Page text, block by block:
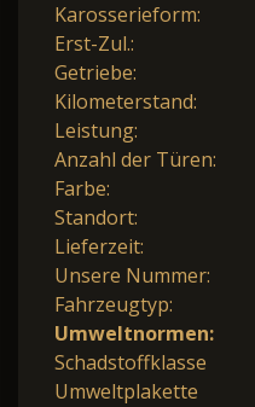
Karosserieform:
Erst-Zul.:
Getriebe:
Kilometerstand:
Leistung:
Anzahl der Türen:
Farbe:
Standort:
Lieferzeit:
Unsere Nummer:
Fahrzeugtyp:
Umweltnormen:
Schadstoffklasse
Umweltplakette